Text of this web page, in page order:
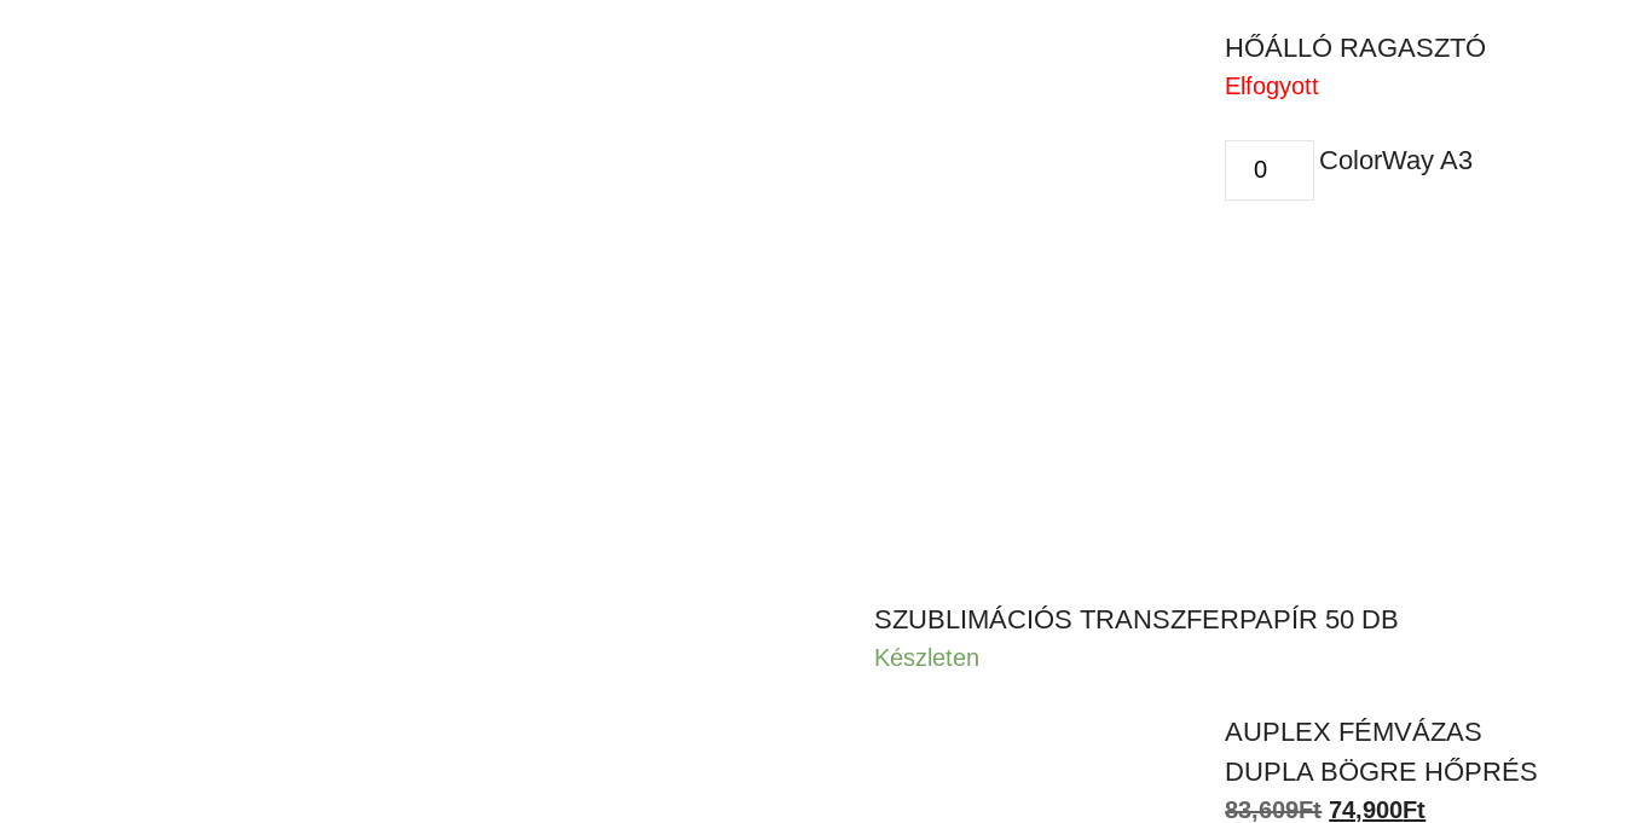
HŐÁLLÓ RAGASZTÓ
Elfogyott
HŐÁLLÓ
RAGASZTÓ
ColorWay A3
SZUBLIMÁCIÓS TRANSZFERPAPÍR 50 DB
Készleten
AUPLEX FÉMVÁZAS
DUPLA BÖGRE HŐPRÉS
83,609Ft Original
74,900FtCurrent